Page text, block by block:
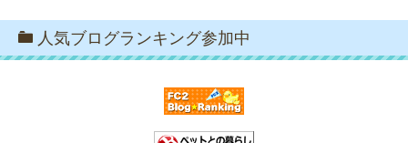
人気ブログランキング参加中